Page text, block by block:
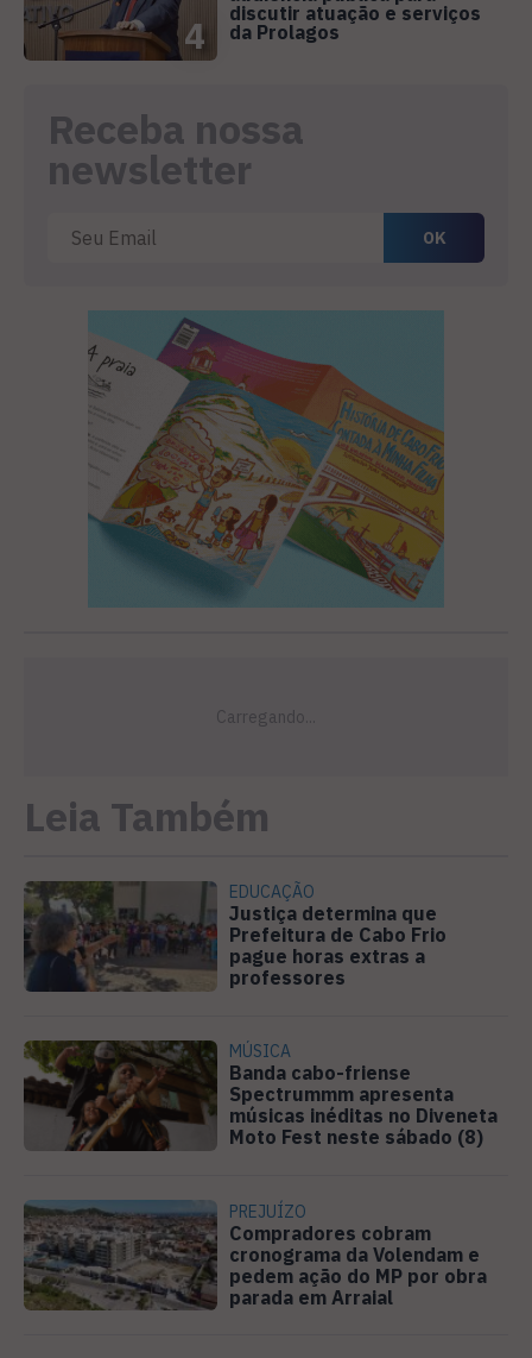
4
discutir atuação e serviços
da Prolagos
Receba nossa
newsletter
Leia Também
EDUCAÇÃO
Justiça determina que
Prefeitura de Cabo Frio
pague horas extras a
professores
MÚSICA
Banda cabo-friense
Spectrummm apresenta
músicas inéditas no Diveneta
Moto Fest neste sábado (8)
PREJUÍZO
Compradores cobram
cronograma da Volendam e
pedem ação do MP por obra
parada em Arraial